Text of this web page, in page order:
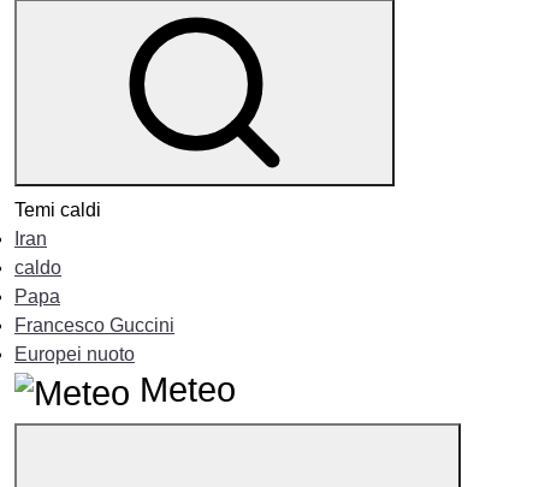
Temi caldi
Iran
caldo
Papa
Francesco Guccini
Europei nuoto
Meteo